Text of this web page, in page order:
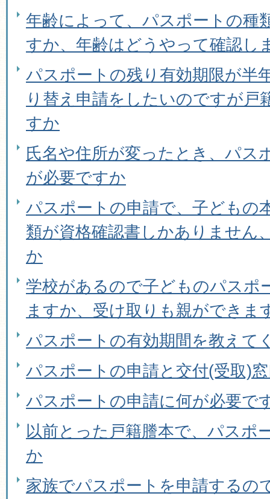
年齢によって、パスポートの種
すか、年齢はどうやって確認し
パスポートの残り有効期限が半
り替え申請をしたいのですが戸
すか
氏名や住所が変ったとき、パス
が必要ですか
パスポートの申請で、子どもの
類が資格確認書しかありません
か
学校があるので子どものパスポ
ますか、受け取りも親ができま
パスポートの有効期間を教えて
パスポートの申請と交付(受取)
パスポートの申請に何が必要で
以前とった戸籍謄本で、パスポ
か
家族でパスポートを申請するの